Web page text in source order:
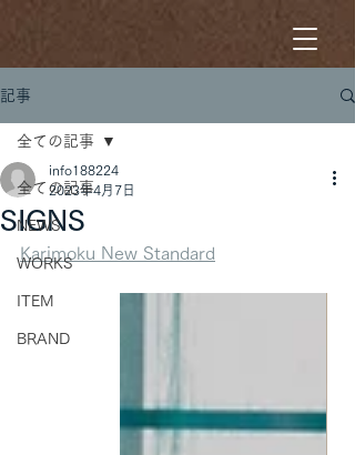
記事
全ての記事
NEWS
WORKS
ITEM
BRAND
全ての記事
SIGNS
info188224
2023年4月7日
Karimoku New Standard